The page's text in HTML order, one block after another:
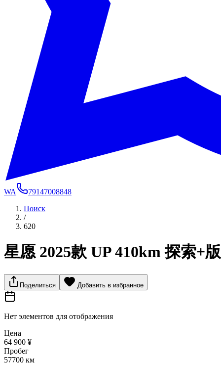
WA
79147008848
Поиск
/
620
星愿 2025款 UP 410km 探索+版
Поделиться Добавить в избранное
Нет элементов для отображения
Цена
64 900 ¥
Пробег
57700 км